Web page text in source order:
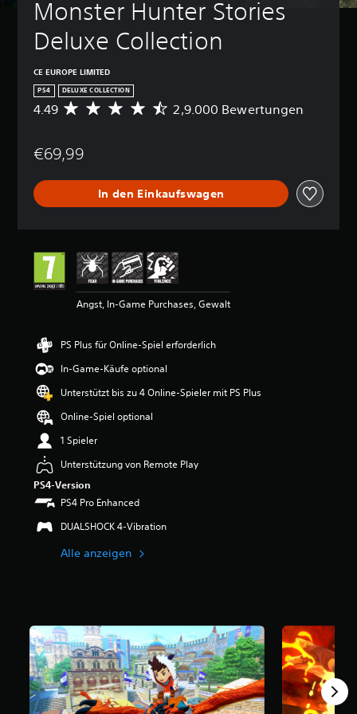
Monster Hunter Stories
Deluxe Collection
CE EUROPE LIMITED
PS4 DELUXE COLLECTION
D
c
s
c
t
l
B
e
w
e
g
:
4
4
S
t
e
r
n
e
4.49 2,9.000 Bewertungen
€69,99
In den Einkaufswagen
Angst, In-Game Purchases, Gewalt
PS Plus für Online-Spiel erforderlich
In-Game-Käufe optional
Unterstützt bis zu 4 Online-Spieler mit PS Plus
Online-Spiel optional
1 Spieler
Unterstützung von Remote Play
PS4-Version
PS4 Pro Enhanced
DUALSHOCK 4-Vibration
Alle anzeigen